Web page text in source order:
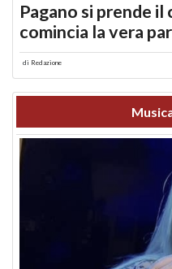
Pagano si prende il
comincia la vera
di Redazione